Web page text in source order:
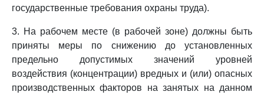
государственные требования охраны труда).
3. На рабочем месте (в рабочей зоне) должны быть
приняты меры по снижению до установленных
предельно допустимых значений уровней
воздействия (концентрации) вредных и (или) опасных
производственных факторов на занятых на данном